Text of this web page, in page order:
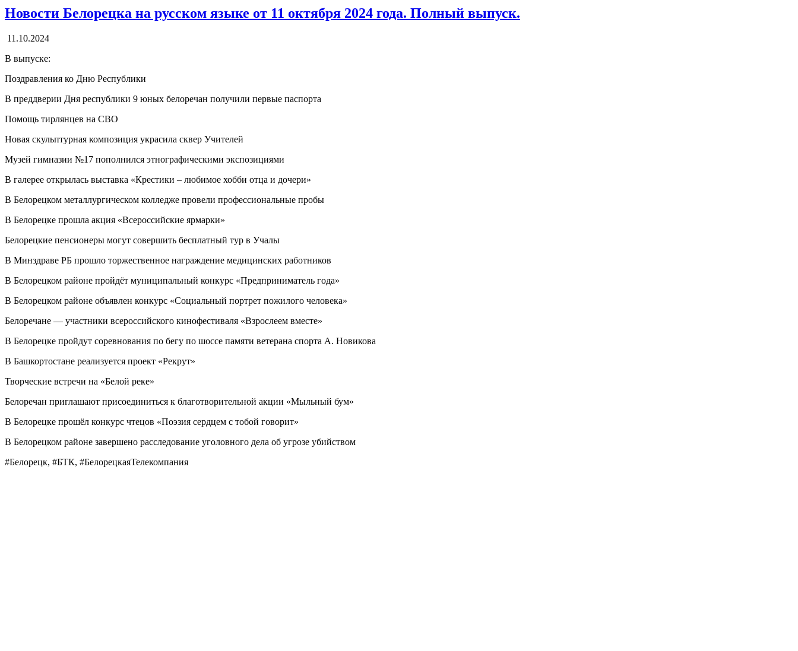
Новости Белорецка на русском языке от 11 октября 2024 года. Полный выпуск.
11.10.2024
В выпуске:
Поздравления ко Дню Республики
В преддверии Дня республики 9 юных белоречан получили первые паспорта
Помощь тирлянцев на СВО
Новая скульптурная композиция украсила сквер Учителей
Музей гимназии №17 пополнился этнографическими экспозициями
В галерее открылась выставка «Крестики – любимое хобби отца и дочери»
В Белорецком металлургическом колледже провели профессиональные пробы
В Белорецке прошла акция «Всероссийские ярмарки»
Белорецкие пенсионеры могут совершить бесплатный тур в Учалы
В Минздраве РБ прошло торжественное награждение медицинских работников
В Белорецком районе пройдёт муниципальный конкурс «Предприниматель года»
В Белорецком районе объявлен конкурс «Социальный портрет пожилого человека»
Белоречане — участники всероссийского кинофестиваля «Взрослеем вместе»
В Белорецке пройдут соревнования по бегу по шоссе памяти ветерана спорта А. Новикова
В Башкортостане реализуется проект «Рекрут»
Творческие встречи на «Белой реке»
Белоречан приглашают присоединиться к благотворительной акции «Мыльный бум»
В Белорецке прошёл конкурс чтецов «Поэзия сердцем с тобой говорит»
В Белорецком районе завершено расследование уголовного дела об угрозе убийством
#Белорецк, #БТК, #БелорецкаяТелекомпания